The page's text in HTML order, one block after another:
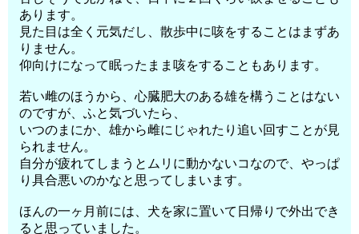
あります。
見た目は全く元気だし、散歩中に咳をすることはまずあ
りません。
仰向けになって眠ったまま咳をすることもあります。
若い雌のほうから、心臓肥大のある雄を構うことはない
のですが、ふと気づいたら、
いつのまにか、雄から雌にじゃれたり追い回すことが見
られません。
自分が疲れてしまうとムリに動かないコなので、やっぱ
り具合悪いのかなと思ってしまいます。
ほんの一ヶ月前には、犬を家に置いて日帰りで外出でき
ると思っていました。